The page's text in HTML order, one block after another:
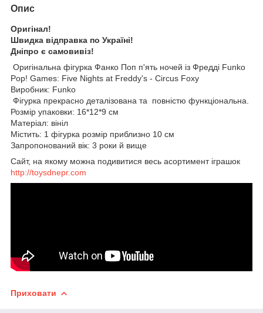
Опис
Оригінал!
Швидка відправка по Україні!
Дніпро є самовивіз!
Оригінальна фігурка Фанко Поп п'ять ночей із Фредді Funko
Pop! Games: Five Nights at Freddy's - Circus Foxy
Виробник: Funko
Фігурка прекрасно деталізована та повністю функціональна.
Розмір упаковки: 16*12*9 см
Матеріал: вініл
Містить: 1 фігурка розмір приблизно 10 см
Запропонований вік: 3 роки й вище
Сайт, на якому можна подивитися весь асортимент іграшок
http://toysdnepr.com
Приховати